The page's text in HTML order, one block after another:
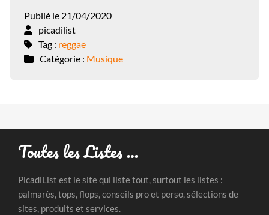
Publié le 21/04/2020
picadilist
Tag : reggae
Catégorie : Musique
Toutes les Listes …
PicadiList est le site qui liste tout, surtout les listes :
palmarès, tops, flops, conseils pro et perso, sélections de
sites, produits et services.